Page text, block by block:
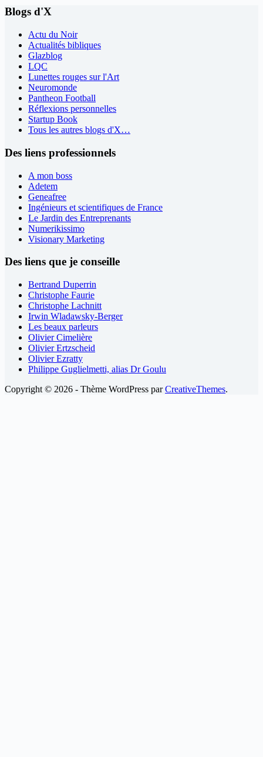
Blogs d'X
Actu du Noir
Actualités bibliques
Glazblog
LQC
Lunettes rouges sur l'Art
Neuromonde
Pantheon Football
Réflexions personnelles
Startup Book
Tous les autres blogs d'X…
Des liens professionnels
A mon boss
Adetem
Geneafree
Ingénieurs et scientifiques de France
Le Jardin des Entreprenants
Numerikissimo
Visionary Marketing
Des liens que je conseille
Bertrand Duperrin
Christophe Faurie
Christophe Lachnitt
Irwin Wladawsky-Berger
Les beaux parleurs
Olivier Cimelière
Olivier Ertzscheid
Olivier Ezratty
Philippe Guglielmetti, alias Dr Goulu
Copyright © 2026 - Thème WordPress parCreativeThemes.